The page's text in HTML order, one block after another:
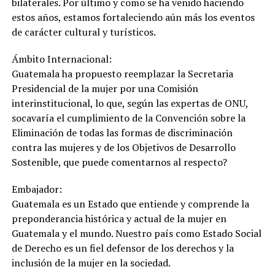
estos años, estamos fortaleciendo aún más los eventos
de carácter cultural y turísticos.
Ámbito Internacional:
Guatemala ha propuesto reemplazar la Secretaria
Presidencial de la mujer por una Comisión
interinstitucional, lo que, según las expertas de ONU,
socavaría el cumplimiento de la Convención sobre la
Eliminación de todas las formas de discriminación
contra las mujeres y de los Objetivos de Desarrollo
Sostenible, que puede comentarnos al respecto?
Embajador:
Guatemala es un Estado que entiende y comprende la
preponderancia histórica y actual de la mujer en
Guatemala y el mundo. Nuestro país como Estado Social
de Derecho es un fiel defensor de los derechos y la
inclusión de la mujer en la sociedad.